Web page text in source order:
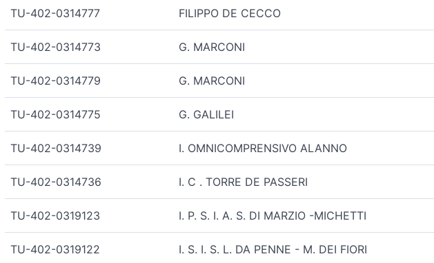
TU-402-0314777 FILIPPO DE CECCO
TU-402-0314773 G. MARCONI
TU-402-0314779 G. MARCONI
TU-402-0314775 G. GALILEI
TU-402-0314739 I. OMNICOMPRENSIVO ALANNO
TU-402-0314736 I. C . TORRE DE PASSERI
TU-402-0319123 I. P. S. I. A. S. DI MARZIO -MICHETTI
TU-402-0319122 I. S. I. S. L. DA PENNE - M. DEI FIORI